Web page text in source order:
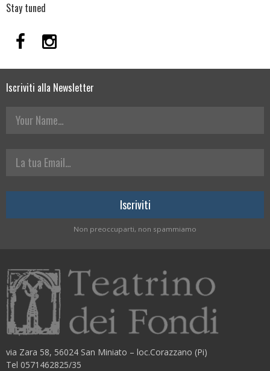
Stay tuned
Iscriviti alla Newsletter
Your Name
La tua Email
Non preoccuparti, non spammiamo
via Zara 58, 56024 San Miniato – loc.Corazzano (Pi)
Tel 0571462825/35